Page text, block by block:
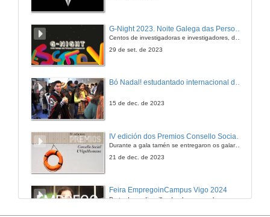
Centos de investigadoras e investigadores, decenas de actividades e sete cidades
29 de set. de 2023
Bó Nadal! estudantado internacional da Universidade de Vigo
15 de dec. de 2023
Durante a gala tamén se entregaron os galardóns aos mellores TFG e TFM en materia de Axenda 2030
21 de dec. de 2023
Feira EmpregoinCampus Vigo 2024
Preto de medio millar de alumnas e alumnos buscan coñecer máis de preto as oportunidades que lles achegan as arredor de medio cento de empresas que participan na edición viguesa da feira. Xunto coa visita aos stands, durante a feria desenvólvense varias actividades complementarias, como obradoiros, conversas, mesas redondas ou o pasaporte de empregabilidade, un espazo no que poderán recibir asesoramento sobre o seu CV.